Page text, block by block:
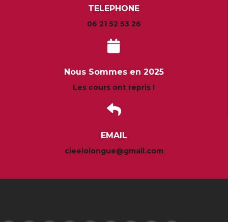
TELEPHONE
06 21 52 53 26
Nous Sommes en 2025
Les cours ont repris !
EMAIL
cieelolongue@gmail.com